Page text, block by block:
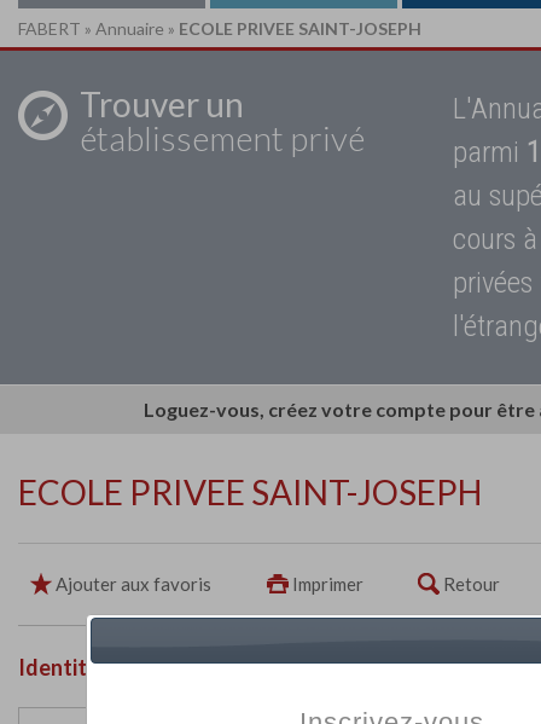
FABERT » Annuaire » ECOLE PRIVEE SAINT-JOSEPH
Trouver un
établissement privé
parmi
au
cours
Loguez-vous, créez votre compte pour
ECOLE PRIVEE SAINT-JOSEPH
Ajouter aux favoris Imprimer Retour
Identité de l'établissement